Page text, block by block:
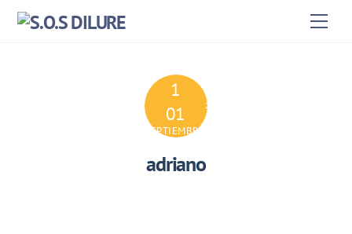
Skip
1
01
SEPTIEMBRE
2024
adriano